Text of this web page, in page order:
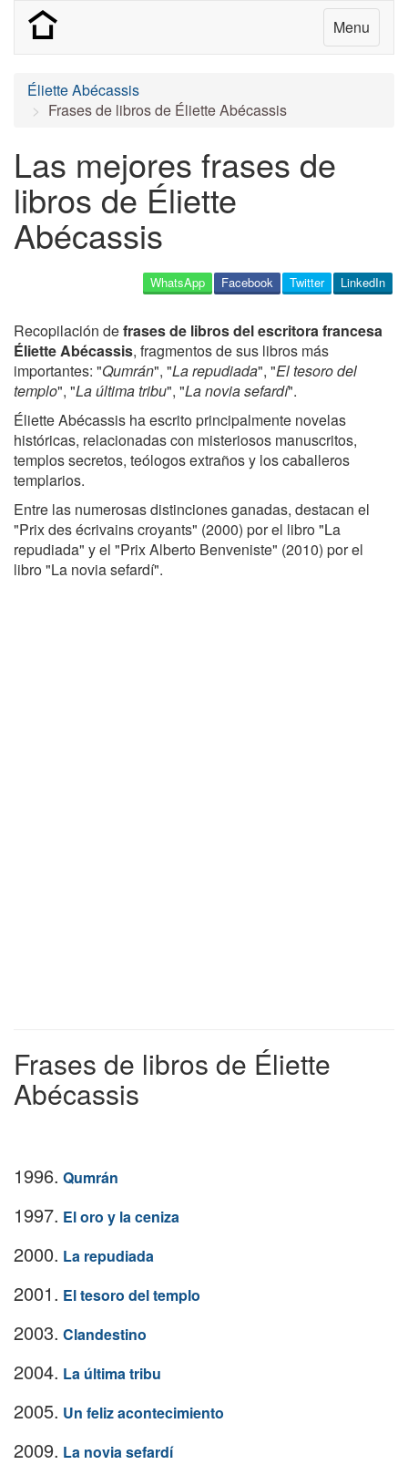
Menu
Éliette Abécassis
Frases de libros de Éliette Abécassis
Las mejores frases de
libros de Éliette
Abécassis
LinkedIn
Twitter
Facebook
WhatsApp
Recopilación defrases de libros del escritora francesa
Éliette Abécassis, fragmentos de sus libros más
importantes: "Qumrán", "La repudiada", "El tesoro del
templo", "La última tribu", "La novia sefardí".
Éliette Abécassis ha escrito principalmente novelas
históricas, relacionadas con misteriosos manuscritos,
templos secretos, teólogos extraños y los caballeros
templarios.
Entre las numerosas distinciones ganadas, destacan el
"Prix des écrivains croyants" (2000) por el libro "La
repudiada" y el "Prix Alberto Benveniste" (2010) por el
libro "La novia sefardí".
Frases de libros de Éliette
Abécassis
1996. Qumrán
1997. El oro y la ceniza
2000. La repudiada
2001. El tesoro del templo
2003. Clandestino
2004. La última tribu
2005. Un feliz acontecimiento
2009. La novia sefardí